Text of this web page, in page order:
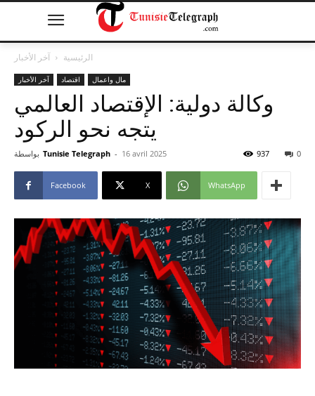
الرئيسية آخر الأخبار
آخر الأخبار اقتصاد مال واعمال
وكالة دولية: الإقتصاد العالمي
يتجه نحو الركود
بواسطة Tunisie Telegraph - 16 avril 2025 0
937
Facebook X WhatsApp